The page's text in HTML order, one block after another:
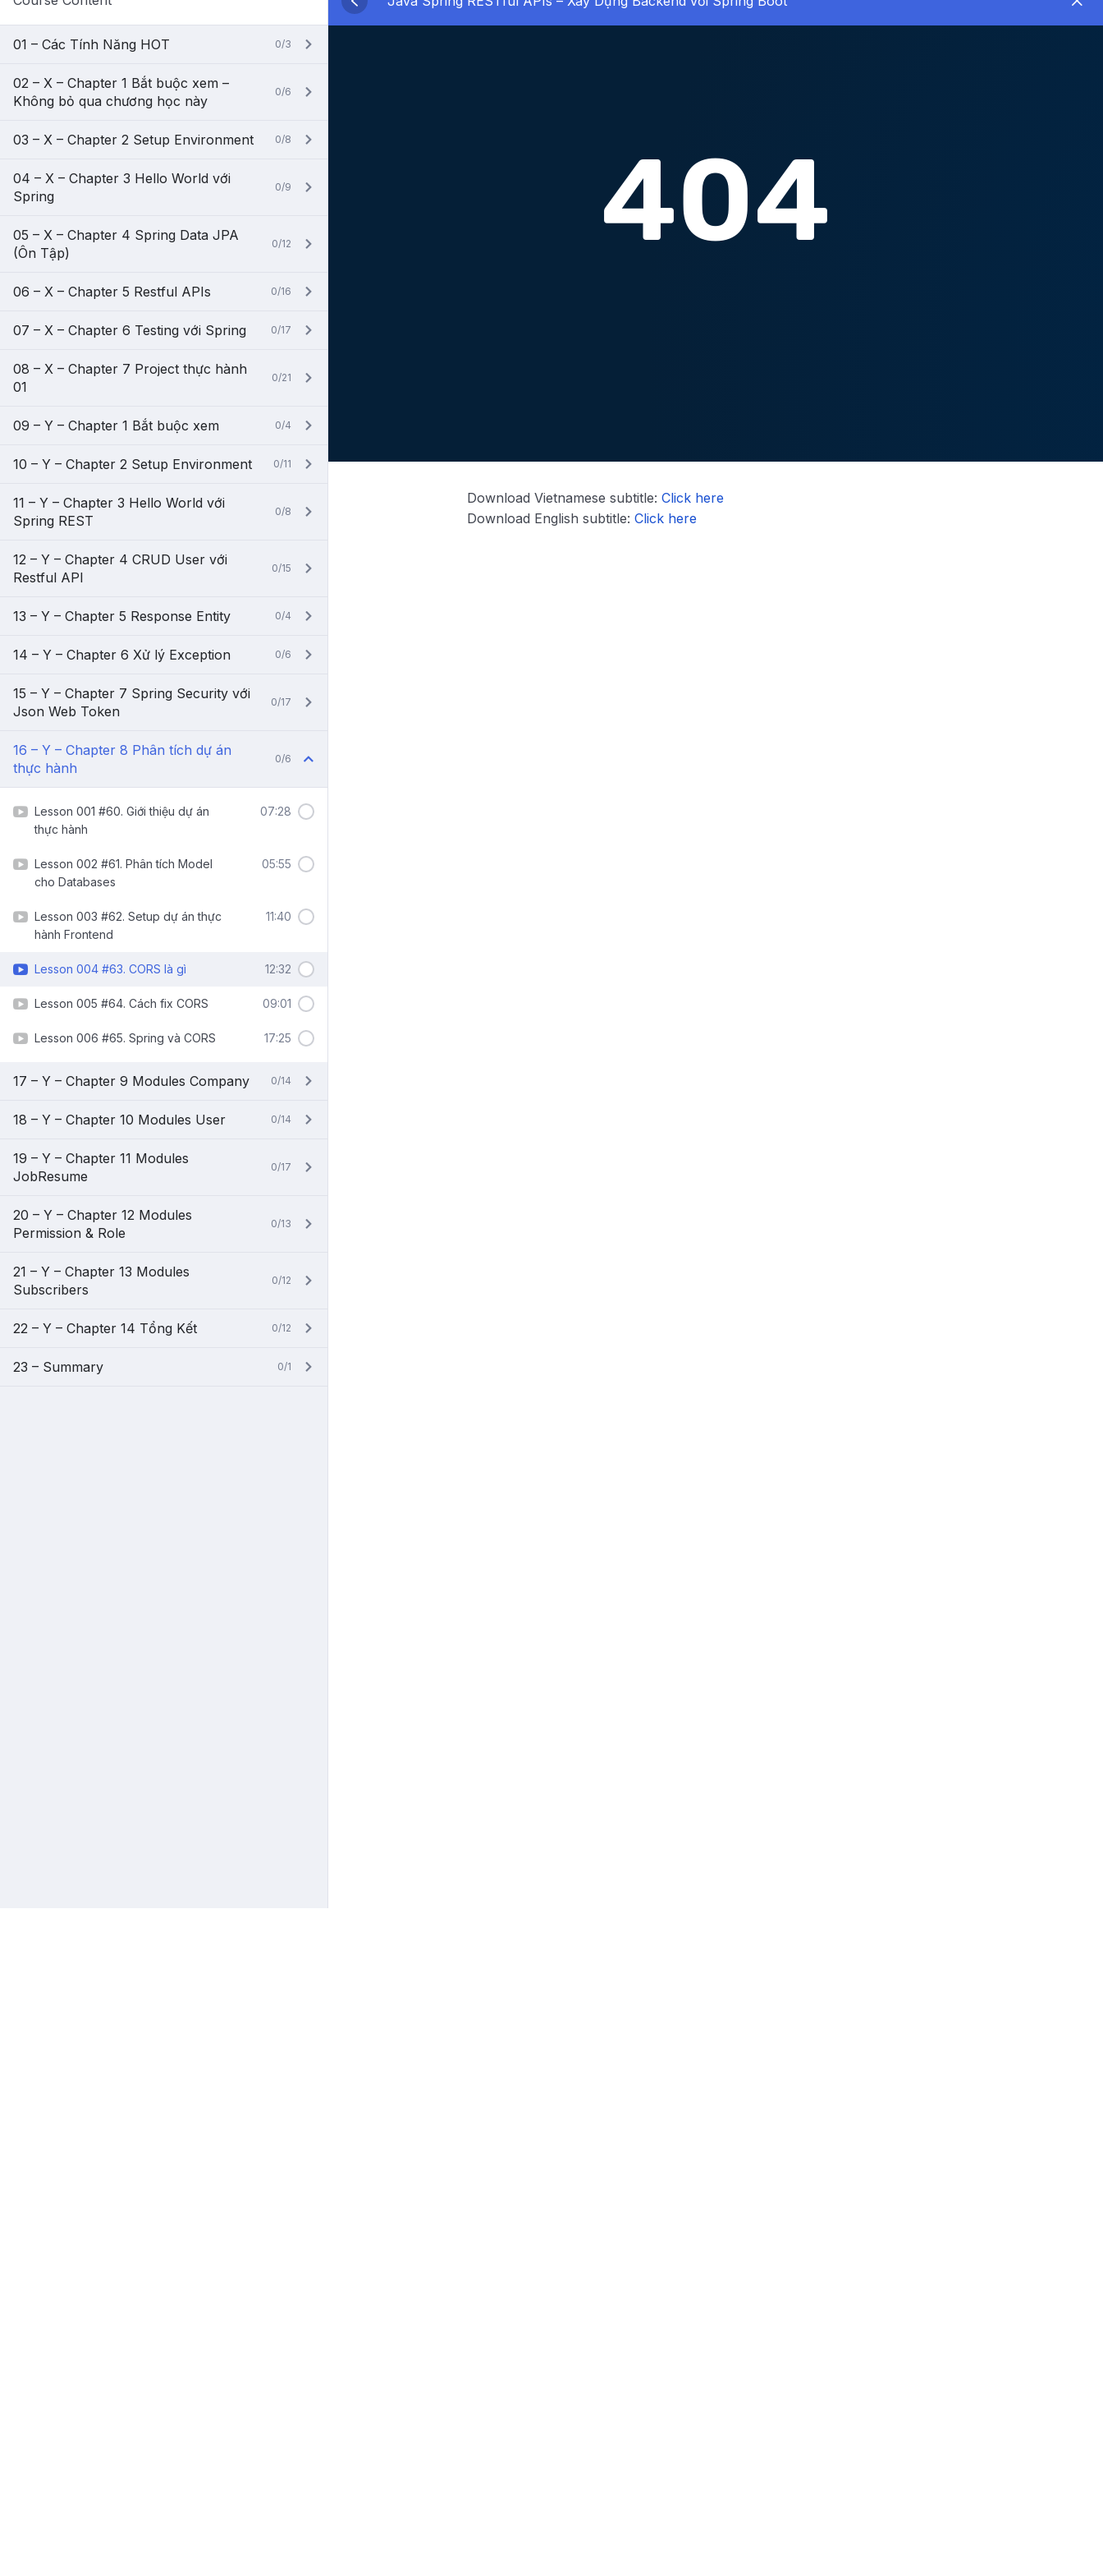
01 – Các Tính Năng HOT 0/3
02 – X – Chapter 1 Bắt buộc xem –
Không bỏ qua chương học này
0/6
03 – X – Chapter 2 Setup Environment 0/8
04 – X – Chapter 3 Hello World với
Spring
0/9
05 – X – Chapter 4 Spring Data JPA
(Ôn Tập)
0/12
06 – X – Chapter 5 Restful APIs 0/16
07 – X – Chapter 6 Testing với Spring 0/17
08 – X – Chapter 7 Project thực hành
01
0/21
09 – Y – Chapter 1 Bắt buộc xem 0/4
10 – Y – Chapter 2 Setup Environment 0/11
11 – Y – Chapter 3 Hello World với
Spring REST
0/8
12 – Y – Chapter 4 CRUD User với
Restful API
0/15
13 – Y – Chapter 5 Response Entity 0/4
14 – Y – Chapter 6 Xử lý Exception 0/6
15 – Y – Chapter 7 Spring Security với
Json Web Token
0/17
16 – Y – Chapter 8 Phân tích dự án
thực hành
0/6
Lesson 001 #60. Giới thiệu dự án
thực hành
07:28
Lesson 002 #61. Phân tích Model
cho Databases
05:55
Lesson 003 #62. Setup dự án thực
hành Frontend
11:40
Lesson 004 #63. CORS là gì 12:32
Lesson 005 #64. Cách fix CORS 09:01
Lesson 006 #65. Spring và CORS 17:25
17 – Y – Chapter 9 Modules Company 0/14
18 – Y – Chapter 10 Modules User 0/14
19 – Y – Chapter 11 Modules
JobResume
0/17
20 – Y – Chapter 12 Modules
Permission & Role
0/13
21 – Y – Chapter 13 Modules
Subscribers
0/12
22 – Y – Chapter 14 Tổng Kết 0/12
23 – Summary 0/1
Download Vietnamese subtitle:Click here
Download English subtitle:Click here